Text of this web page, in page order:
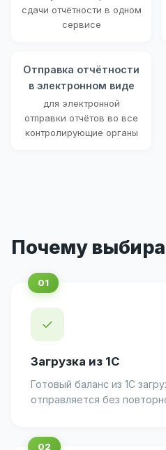
сдачи отчётности в одном
сервисе
Отправка отчётности
в электронном виде
для электронной
отправки отчётов во все
контролирующие органы
Почему
✓
Загрузка из 1С
Готовый баланс из 1С
отправляется без